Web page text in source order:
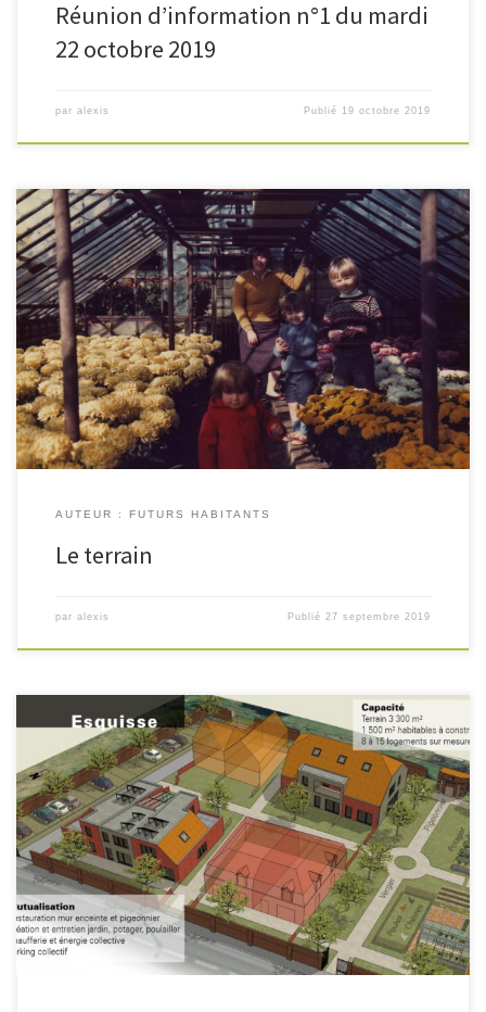
Réunion d’information n°1 du mardi
22 octobre 2019
par alexis Publié 19 octobre 2019
AUTEUR : FUTURS HABITANTS
Le terrain
par alexis Publié 27 septembre 2019
Une première étude de faisabilité, réalisée par un architecte, permet
d'évaluer les différentes contraintes techniques et financières du site,
mais aussi sa capacité, c’est-à-dire le nombre de logement que l'on
peut y construire. Elle définie un point de départ pour que la réflexion
avec les futurs habitants candidats parte dans le bon sens, mais à ce
stade tout peut encore évoluer.